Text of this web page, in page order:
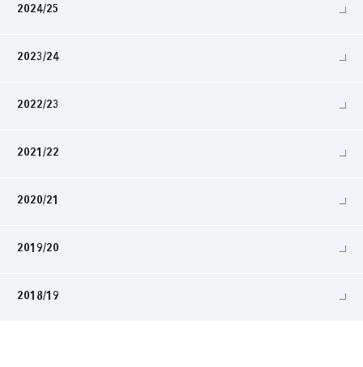
2024/25
2023/24
2022/23
2021/22
2020/21
2019/20
2018/19